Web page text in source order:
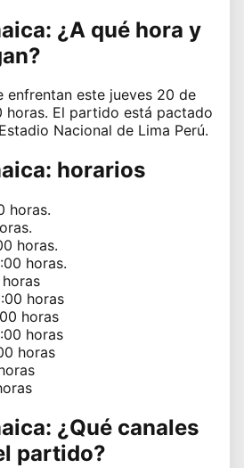
¿A qué hora y
enfrentan este jueves 20 de
horas. El partido está pactado
Nacional de Lima Perú.
horarios
horas.
horas.
horas.
horas
horas
horas
horas
¿Qué canales
partido?